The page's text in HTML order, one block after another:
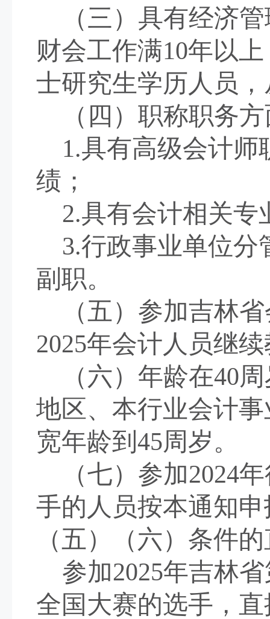
（三）具有经济
财会工作满10年以
士研究生学历人员
（四） 职称职务
1.具有高级会计师
绩 ；
2.具有会计相关专
3.行政事业单位分
副职。
（五） 参加吉林
2025年会计人员继
（六） 年龄在40
地区、本行业会计
宽年龄到 45周岁。
（七）参加2024年
手的人员按本通知
（五）（六）条件
参加2025年吉林
全国大赛的选手，